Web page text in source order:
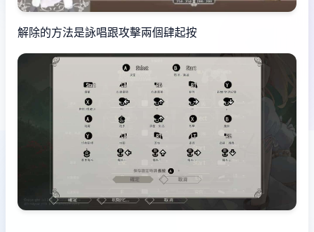
解除的方法是詠唱跟攻擊兩個肆起按